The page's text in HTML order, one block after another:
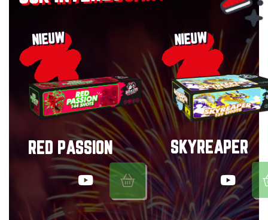
NIEUW
RED PASSION
NIEUW
SKYREAPER